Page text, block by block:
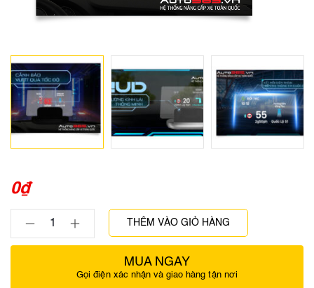
0₫
THÊM VÀO GIỎ HÀNG
MUA NGAY
Gọi điện xác nhận và giao hàng tận nơi